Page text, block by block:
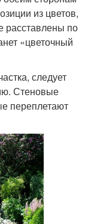
из цветов,
расставлены по
«цветочный
следует
Стеновые
переплетают